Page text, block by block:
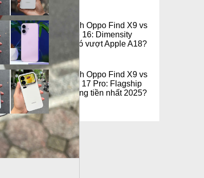
So sánh Oppo Find X9 vs
iPhone 16: Dimensity
9500 có vượt Apple A18?
So sánh Oppo Find X9 vs
Xiaomi 17 Pro: Flagship
nào đáng tiền nhất 2025?